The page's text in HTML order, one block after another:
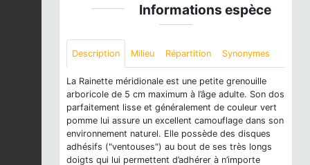
Informations espèce
Description Milieu Répartition Synonymes
La Rainette méridionale est une petite grenouille
arboricole de 5 cm maximum à l’âge adulte. Son dos
parfaitement lisse et généralement de couleur vert
pomme lui assure un excellent camouflage dans son
environnement naturel. Elle possède des disques
adhésifs ("ventouses") au bout de ses très longs
doigts qui lui permettent d’adhérer à n’importe